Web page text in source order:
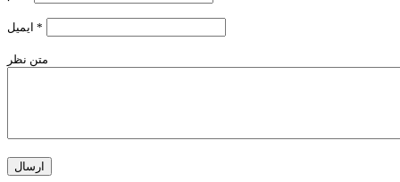
*
متن نظر